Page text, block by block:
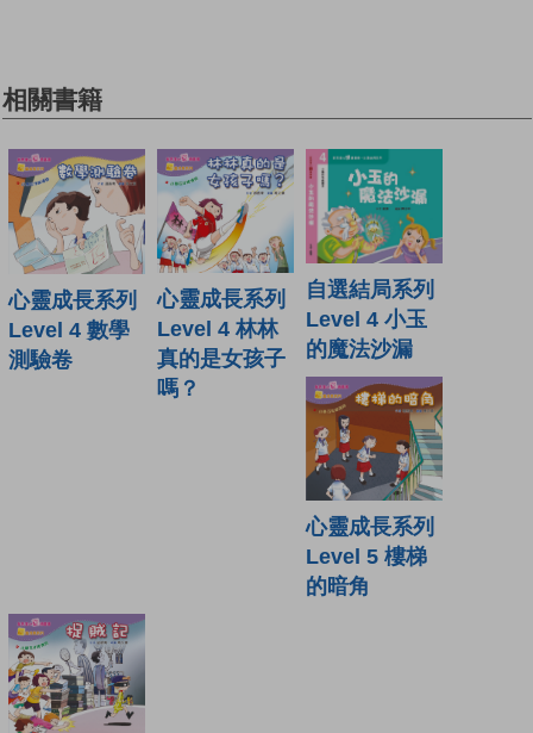
相關書籍
心靈成長系列
Level 4 數學
測驗卷
心靈成長系列
Level 4 林林
真的是女孩子
嗎？
自選結局系列
Level 4 小玉
的魔法沙漏
心靈成長系列
Level 5 樓梯
的暗角